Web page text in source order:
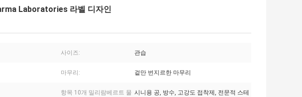
Laboratories 라벨 디자인
사이즈: 관습
마무리: 겉만 번지르한 마무리
항목 10개 밀리람베르트 물 시니용 공, 방수, 고강도 접착제, 전문적 스테